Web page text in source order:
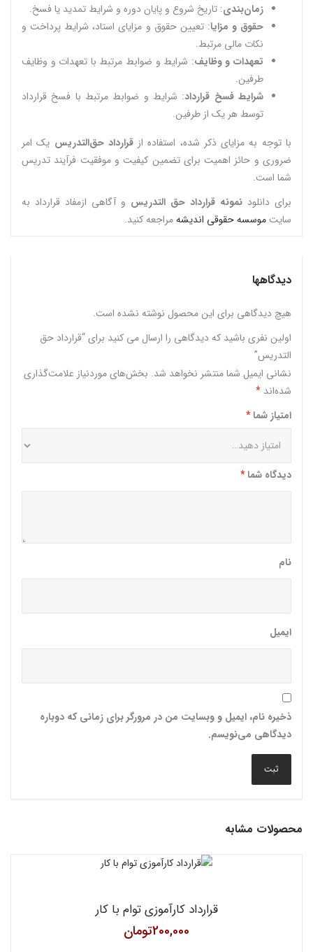
زمان‌بندی: تاریخ شروع و پایان دوره و شرایط تمدید یا فسخ.
حقوق و مزایا: تعیین حقوق و مزایای استاد، شرایط پرداخت و
نکات مالی مرتبط.
تعهدات و وظایف: شرایط و ضوابط مرتبط با تعهدات و وظایف
طرفین.
شرایط فسخ قرارداد: شرایط و ضوابط مرتبط با فسخ قرارداد
توسط هر یک از طرفین.
با توجه به مزایای ذکر شده، استفاده ازقرارداد حق‌التدریس یک امر
ضروری و حائز اهمیت برای تضمین کیفیت و موفقیت فرآیند تدریس
شما است.
برای دانلود نمونه قرارداد حق التدریس و آگاهی ازمفاد قرارداد به
سایتموسسه حقوقی اندیشهمراجعه کنید.
دیدگاهها
هیچ دیدگاهی برای این محصول نوشته نشده است.
اولین نفری باشید که دیدگاهی را ارسال می کنید برای “قرارداد حق
التدریس”
نشانی ایمیل شما منتشر نخواهد شد. بخش‌های موردنیاز علامت‌گذاری
شده‌اند *
امتیاز شما*
دیدگاه شما*
نام
ایمیل
ذخیره نام، ایمیل و وبسایت من در مرورگر برای زمانی که دوباره
دیدگاهی می‌نویسم.
محصولات مشابه
قرارداد کارآموزی توام با کار
200,000تومان